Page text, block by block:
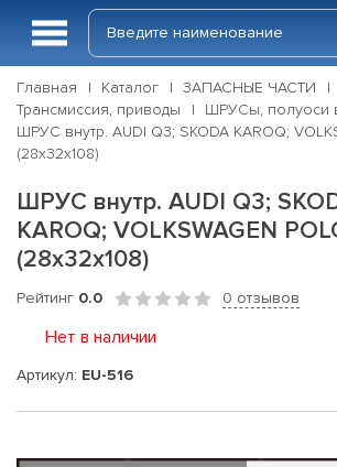
Главная Каталог
ЗАПАСНЫЕ ЧАСТИ
Трансмиссия, приводы
ШРУСы, полуоси
ШРУС внутр. AUDI Q3; SKODA KAROQ;
(28х32х108)
ШРУС внутр. AUDI Q3;
KAROQ; VOLKSWAGEN
(28х32х108)
Рейтинг 0.0 0 отзывов
Нет в наличии
Артикул: EU-516